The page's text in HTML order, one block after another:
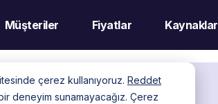
çerez kullanıyoruz. Reddet
deneyim sunamayacağız. Çerez
Müşteriler Fiyatlar Kaynaklar